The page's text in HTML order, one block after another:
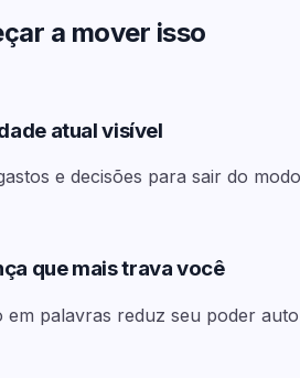
a mover isso
atual visível
e decisões para sair do
que mais trava você
palavras reduz seu poder